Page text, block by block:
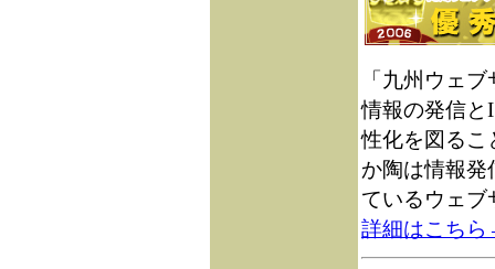
「九州ウェ
情報の発信と
性化を図るこ
か陶は情報発
ているウェブ
詳細はこち